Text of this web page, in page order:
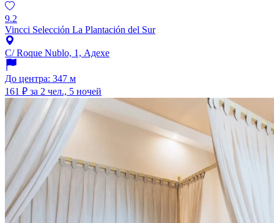
9.2
Vincci Selección La Plantación del Sur
C/ Roque Nublo, 1, Адехе
До центра: 347 м
161 ₽ за 2 чел., 5 ночей